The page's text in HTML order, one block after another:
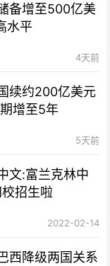
备增至500亿美
水平
4天前
续约200亿美元
增至5年
5天前
文:富兰克林中
招生啦
2022-02-14
西降级两国关系